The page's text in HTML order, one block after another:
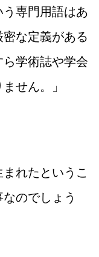
う専門用語はあ
な定義がある
学術誌や学会
せん。」
れたというこ
のでしょう